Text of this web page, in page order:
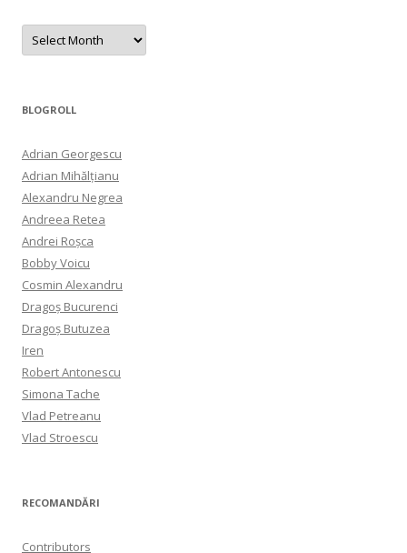
Archives
BLOGROLL
Adrian Georgescu
Adrian Mihălțianu
Alexandru Negrea
Andreea Retea
Andrei Roșca
Bobby Voicu
Cosmin Alexandru
Dragoș Bucurenci
Dragoș Butuzea
Iren
Robert Antonescu
Simona Tache
Vlad Petreanu
Vlad Stroescu
RECOMANDĂRI
Contributors